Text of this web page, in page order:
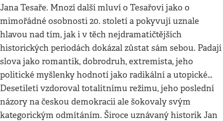
Jana Tesaře. Mnozí další mluví o Tesařovi jako o
mimořádné osobnosti 20. století a pokyvují uznale
hlavou nad tím, jak i v těch nejdramatičtějších
historických periodách dokázal zůstat sám sebou. Padají
slova jako romantik, dobrodruh, extremista, jeho
politické myšlenky hodnotí jako radikální a utopické…
Desetiletí vzdoroval totalitnímu režimu, jeho poslední
názory na českou demokracii ale šokovaly svým
kategorickým odmítáním. Široce uznávaný historik Jan